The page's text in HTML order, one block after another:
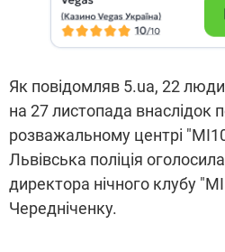
Як повідомляв 5.ua, 22
на 27 листопада внаслідок
розважальному центрі
Львівська поліція
директора нічного клубу
Чередніченку.